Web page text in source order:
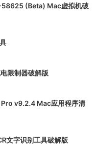
(Beta) Mac虚拟机破
限制器破解版
v9.2.4 Mac应用程序清
文字识别工具破解版